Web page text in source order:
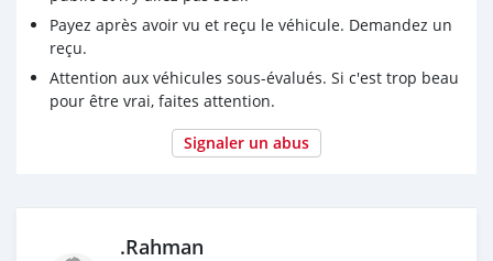
Payez après avoir vu et reçu le véhicule. Demandez un
reçu.
Attention aux véhicules sous-évalués. Si c'est trop beau
pour être vrai, faites attention.
Signaler un abus
.Rahman